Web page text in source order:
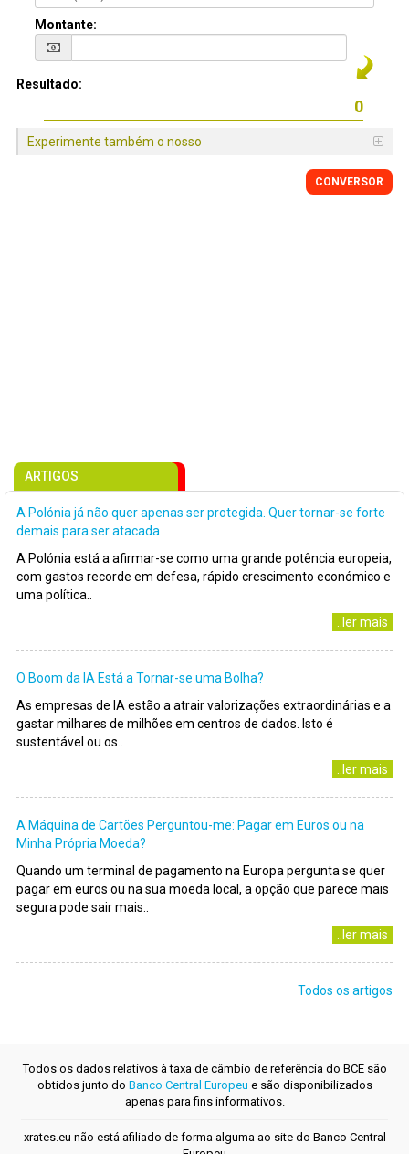
Montante:
Resultado:
Experimente também o nosso
CONVERSOR
ARTIGOS
A Polónia já não quer apenas ser protegida. Quer tornar-se forte
demais para ser atacada
A Polónia está a afirmar-se como uma grande potência europeia,
com gastos recorde em defesa, rápido crescimento económico e
uma política..
..ler mais
O Boom da IA Está a Tornar-se uma Bolha?
As empresas de IA estão a atrair valorizações extraordinárias e a
gastar milhares de milhões em centros de dados. Isto é
sustentável ou os..
..ler mais
A Máquina de Cartões Perguntou-me: Pagar em Euros ou na
Minha Própria Moeda?
Quando um terminal de pagamento na Europa pergunta se quer
pagar em euros ou na sua moeda local, a opção que parece mais
segura pode sair mais..
..ler mais
Todos os artigos
Todos os dados relativos à taxa de câmbio de referência do BCE são
obtidos junto do Banco Central Europeu e são disponibilizados
apenas para fins informativos.
xrates.eu não está afiliado de forma alguma ao site do Banco Central